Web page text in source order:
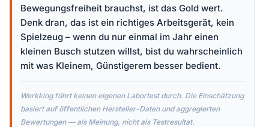
Bewegungsfreiheit brauchst, ist das Gold wert.
Denk dran, das ist ein richtiges Arbeitsgerät, kein
Spielzeug – wenn du nur einmal im Jahr einen
kleinen Busch stutzen willst, bist du wahrscheinlich
mit was Kleinem, Günstigerem besser bedient.
Werkking führt keinen eigenen Labortest durch. Die Einschätzung
basiert auf öffentlichen Hersteller-Daten und aggregierten
Bewertungen — als Meinung, nicht als Testresultat.